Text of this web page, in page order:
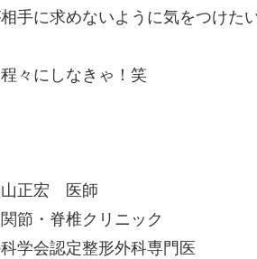
手に求めないように気をつけた
々にしなきゃ！笑
山正宏 医師
節・脊椎クリニック
学会認定整形外科専門医